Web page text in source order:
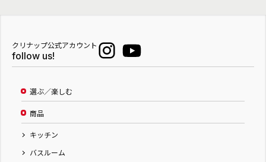
クリナップ公式アカウント
follow us!
選ぶ／楽しむ
商品
キッチン
バスルーム